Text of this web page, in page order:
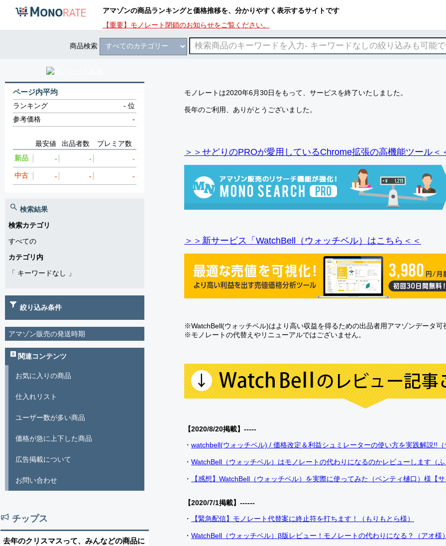
アマゾンの商品ランキングと価格推移を、分かりやすく表示するサイトです
【重要】モノレート閉鎖のお知らせをご覧ください。
商品検索
モノレートは2020年6月30日をもって、サービスを終了いたしました。
長年のご利用、ありがとうございました。
＞＞せどりのPROが愛用しているChrome拡張の高機能ツール＜
＞＞新サービス「WatchBell（ウォッチベル）はこちら＜＜
※WatchBell(ウォッチベル)はより高い収益を得るための出品者用アマゾンデータ可
※モノレートの代替えやリニューアルではございません。
【2020/8/20掲載】-----
・ watchbell(ウォッチベル) / 価格改定＆利益シュミレーターの使い方を実践解説!!
・ WatchBell（ウォッチベル）はモノレートの代わりになるのかレビューします（
・ 【感想】WatchBell（ウォッチベル）を実際に使ってみた（ベンティ樋口）様【
【2020/7/1掲載】------
・
【緊急配信】モノレート代替案に終止符を打ちます！（もりもとら様）
・ WatchBell（ウォッチベル）β版レビュー！モノレートの代わりになる？（アオ様
ページ内平均
ランキング -位
参考価格
-
最安値 出品者数
プレミア数
新品
- - -
中古 - - -
検索結果
検索カテゴリ
すべての
カテゴリ内
「 キーワードなし 」
絞り込み条件
アマゾン販売の発送時期
関連コンテンツ
お気に入りの商品
仕入れリスト
ユーザー数が多い商品
価格が急に上下した商品
広告掲載について
お問い合わせ
チップス
去年のクリスマスって、みんなどの商品に